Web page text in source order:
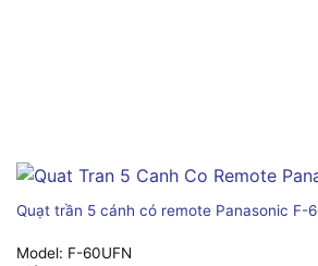
Quạt trần 5 cánh có remote Panasonic F-
Model: F-60UFN